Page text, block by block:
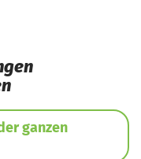
ganzen